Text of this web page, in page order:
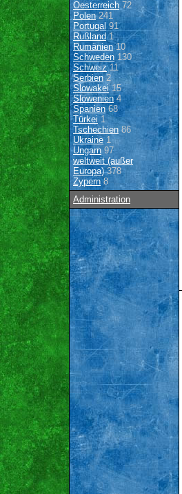
Oesterreich 72
Polen241
Portugal 91
Rußland1
Rumänien10
Schweden 130
Schweiz11
Serbien2
Slowakei15
Slowenien4
Spanien 68
Türkei 1
Tschechien 86
Ukraine 1
Ungarn97
weltweit (außer
Europa)378
Zypern8
Administration